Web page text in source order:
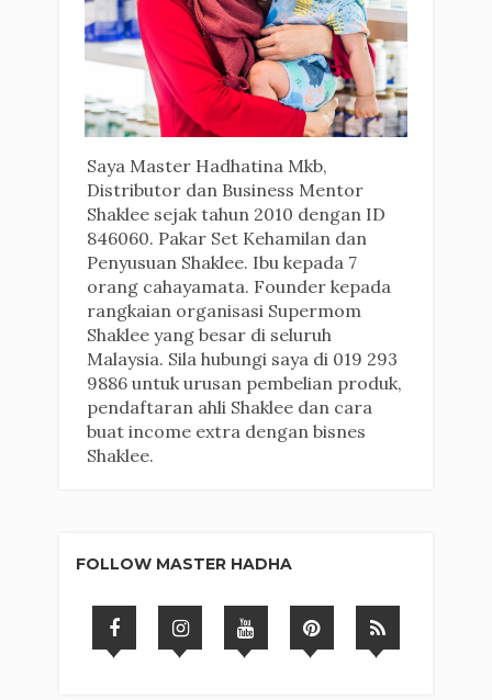
Saya Master Hadhatina Mkb,
Distributor dan Business Mentor
Shaklee sejak tahun 2010 dengan ID
846060. Pakar Set Kehamilan dan
Penyusuan Shaklee. Ibu kepada 7
orang cahayamata. Founder kepada
rangkaian organisasi Supermom
Shaklee yang besar di seluruh
Malaysia. Sila hubungi saya di 019 293
9886 untuk urusan pembelian produk,
pendaftaran ahli Shaklee dan cara
buat income extra dengan bisnes
Shaklee.
FOLLOW MASTER HADHA